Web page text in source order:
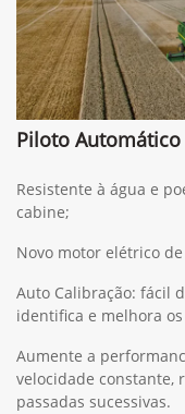
Piloto
Resistente à água e
cabine;
Novo motor elétrico
Auto Calibração: fácil
identifica e melhora
Aumente a
velocidade constante,
passadas sucessivas.